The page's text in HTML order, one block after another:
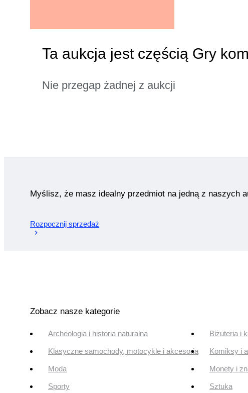
Ta aukcja jest częścią Gry
Nie przegap żadnej z aukcji
Myślisz, że masz idealny przedmiot na jedną z naszych
Rozpocznij sprzedaż
Zobacz nasze kategorie
Archeologia i historia naturalna Biżuteria i
Klasyczne samochody, motocykle i akcesoria Komiksy i
Moda Monety i
Sporty Sztuka